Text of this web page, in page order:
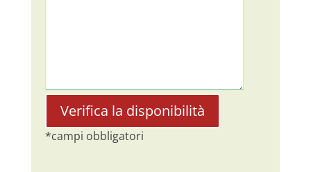
*campi obbligatori